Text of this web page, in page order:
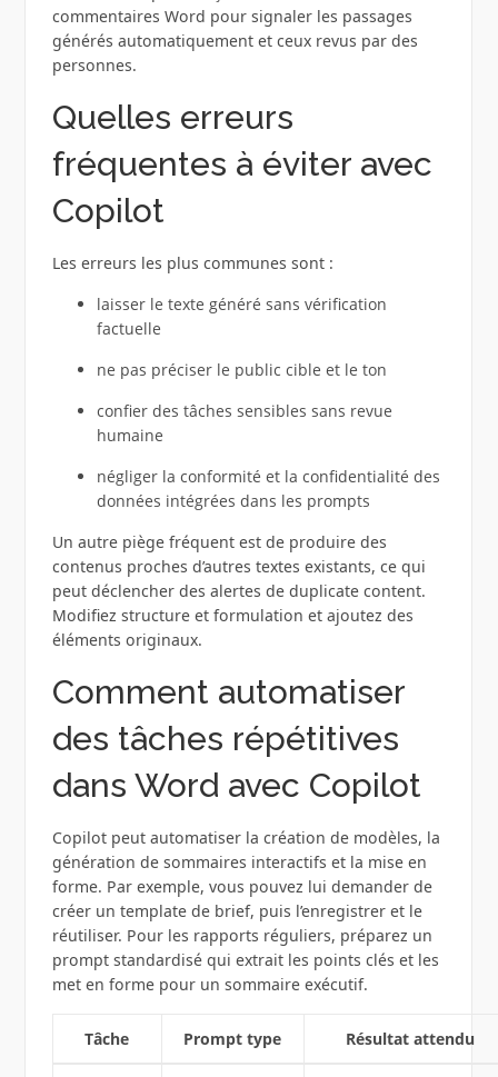
commentaires Word pour signaler les passages
générés automatiquement et ceux revus par des
personnes.
Quelles erreurs
fréquentes à éviter avec
Copilot
Les erreurs les plus communes sont :
laisser le texte généré sans vérification
factuelle
ne pas préciser le public cible et le ton
confier des tâches sensibles sans revue
humaine
négliger la conformité et la confidentialité des
données intégrées dans les prompts
Un autre piège fréquent est de produire des
contenus proches d’autres textes existants, ce qui
peut déclencher des alertes de duplicate content.
Modifiez structure et formulation et ajoutez des
éléments originaux.
Comment automatiser
des tâches répétitives
dans Word avec Copilot
Copilot peut automatiser la création de modèles, la
génération de sommaires interactifs et la mise en
forme. Par exemple, vous pouvez lui demander de
créer un template de brief, puis l’enregistrer et le
réutiliser. Pour les rapports réguliers, préparez un
prompt standardisé qui extrait les points clés et les
met en forme pour un sommaire exécutif.
Tâche Prompt type Résultat attendu